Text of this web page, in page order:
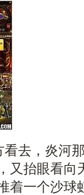
去，炎河
抬眼看向
着一个沙球